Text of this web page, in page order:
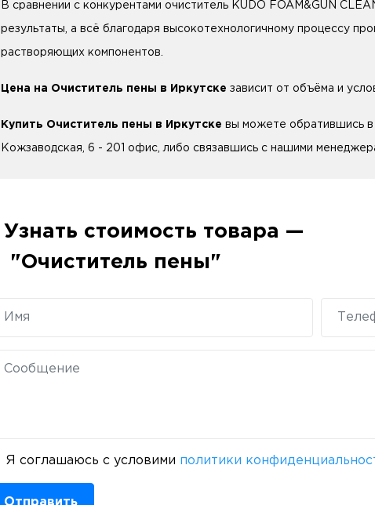
В сравнении с конкурентами очиститель KUDO FOAM&GUN
результаты, а всё благодаря высокотехнологичному процессу
растворяющих компонентов.
Цена на Очиститель пены в Иркутске зависит от объёма и
Купить Очиститель пены в Иркутске вы можете обратившись в
Кожзаводская, 6 - 201 офис, либо связавшись с нашими
Узнать стоимость товара —
"Очиститель пены"
Я соглашаюсь с условими политики
Отправить